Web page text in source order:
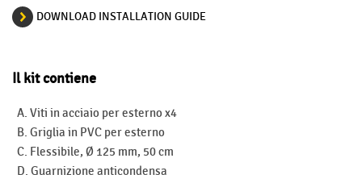
DOWNLOAD INSTALLATION GUIDE
Il kit contiene
A. Viti in acciaio per esterno x4
B. Griglia in PVC per esterno
C. Flessibile, Ø 125 mm, 50 cm
D. Guarnizione anticondensa